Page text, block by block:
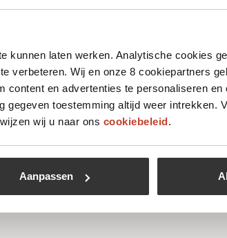
kunnen laten werken. Analytische cookies
verbeteren. Wij en onze 8 cookiepartners
en advertenties te personaliseren en
gegeven toestemming altijd weer intrekken.
wij u naar ons cookiebeleid.
Aanpassen